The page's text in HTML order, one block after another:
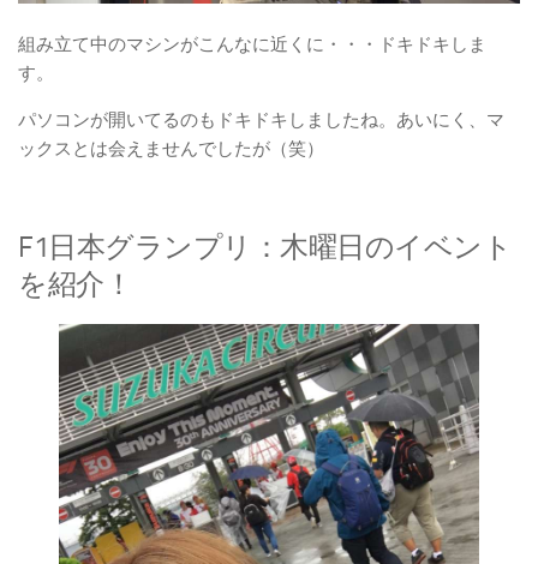
組み立て中のマシンがこんなに近くに・・・ドキドキしま
す。
パソコンが開いてるのもドキドキしましたね。あいにく、マ
ックスとは会えませんでしたが（笑）
F1日本グランプリ：木曜日のイベント
を紹介！